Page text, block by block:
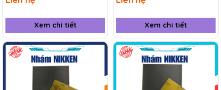
Xem chi tiết Xem chi tiết